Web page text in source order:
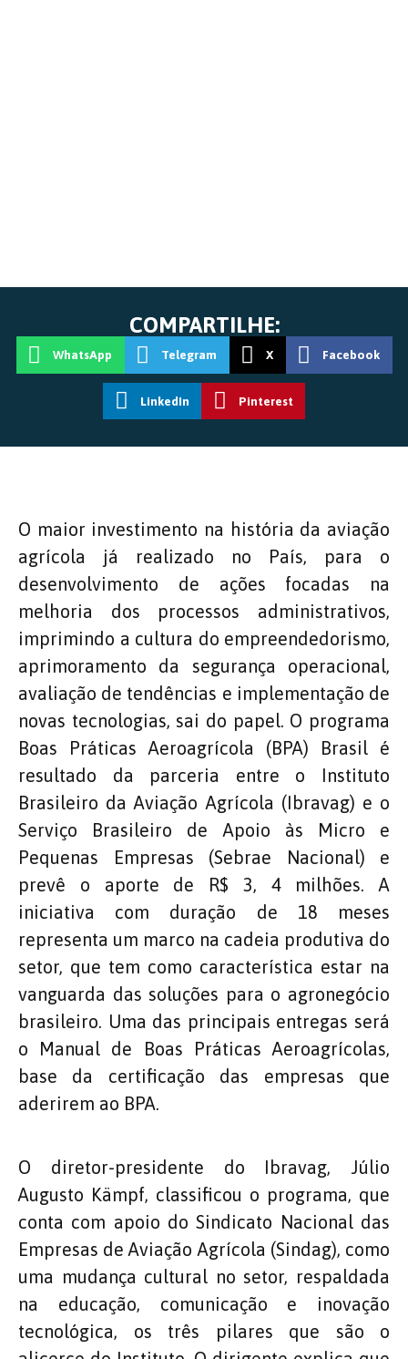
COMPARTILHE:
WhatsApp Telegram X Facebook
LinkedIn Pinterest
O maior investimento na história da aviação
agrícola já realizado no País, para o
desenvolvimento de ações focadas na
melhoria dos processos administrativos,
imprimindo a cultura do empreendedorismo,
aprimoramento da segurança operacional,
avaliação de tendências e implementação de
novas tecnologias, sai do papel. O programa
Boas Práticas Aeroagrícola (BPA) Brasil é
resultado da parceria entre o Instituto
Brasileiro da Aviação Agrícola (Ibravag) e o
Serviço Brasileiro de Apoio às Micro e
Pequenas Empresas (Sebrae Nacional) e
prevê o aporte de R$ 3, 4 milhões. A
iniciativa com duração de 18 meses
representa um marco na cadeia produtiva do
setor, que tem como característica estar na
vanguarda das soluções para o agronegócio
brasileiro. Uma das principais entregas será
o Manual de Boas Práticas Aeroagrícolas,
base da certificação das empresas que
aderirem ao BPA.
O diretor-presidente do Ibravag, Júlio
Augusto Kämpf, classificou o programa, que
conta com apoio do Sindicato Nacional das
Empresas de Aviação Agrícola (Sindag), como
uma mudança cultural no setor, respaldada
na educação, comunicação e inovação
tecnológica, os três pilares que são o